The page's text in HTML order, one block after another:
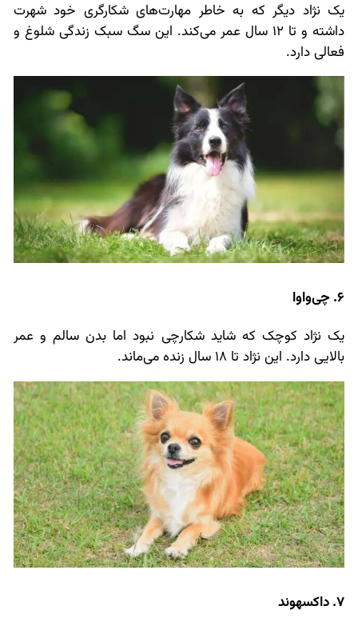
یک نژاد دیگر که به خاطر مهارت‌های شکارگری خود شهرت
داشته و تا 12 سال عمر می‌کند. این سگ سبک زندگی شلوغ و
فعالی دارد.
6. چی‌واوا
یک نژاد کوچک که شاید شکارچی نبود اما بدن سالم و عمر
بالایی دارد. این نژاد تا 18 سال زنده می‌ماند.
7. داکسهوند